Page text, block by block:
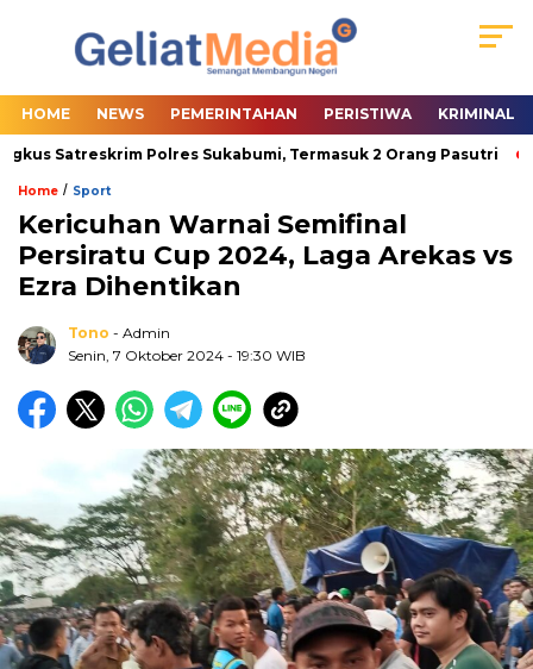
HOME NEWS PEMERINTAHAN PERISTIWA KRIMINAL
Satreskrim Polres Sukabumi, Termasuk 2 Orang Pasutri
Home / Sport
Kericuhan Warnai Semifinal
Persiratu Cup 2024, Laga Arekas vs
Ezra Dihentikan
Tono - Admin
Senin, 7 Oktober 2024 - 19:30 WIB